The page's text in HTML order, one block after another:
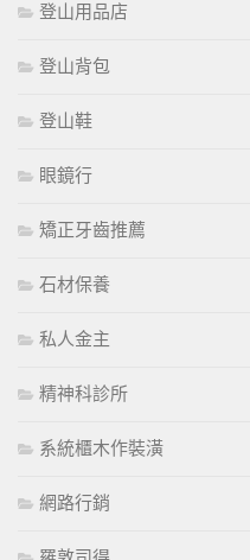
登山用品店
登山背包
登山鞋
眼鏡行
矯正牙齒推薦
石材保養
私人金主
精神科診所
系統櫃木作裝潢
網路行銷